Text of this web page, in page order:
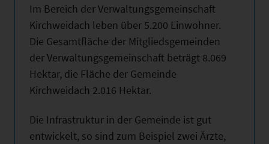
Im Bereich der Verwaltungsgemeinschaft
Kirchweidach leben über 5.200 Einwohner.
Die Gesamtfläche der Mitgliedsgemeinden
der Verwaltungsgemeinschaft beträgt 8.069
Hektar, die Fläche der Gemeinde
Kirchweidach 2.016 Hektar.
Die Infrastruktur in der Gemeinde ist gut
entwickelt, so sind zum Beispiel zwei Ärzte,